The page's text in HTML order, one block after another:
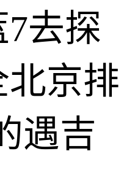
去探
京排
遇吉